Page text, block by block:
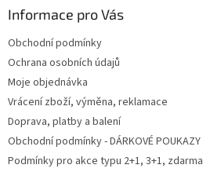
Informace pro Vás
Obchodní podmínky
Ochrana osobních údajů
Moje objednávka
Vrácení zboží, výměna, reklamace
Doprava, platby a balení
Obchodní podmínky - DÁRKOVÉ POUKAZY
Podmínky pro akce typu 2+1, 3+1, zdarma